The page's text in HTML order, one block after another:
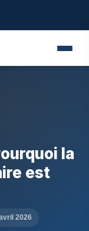
la
est
2026